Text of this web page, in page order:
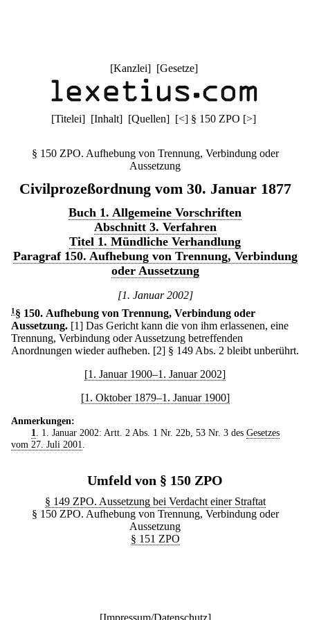
[Kanzlei] [Gesetze]
[Titelei] [Inhalt] [Quellen] [<] § 150 ZPO [>]
§ 150 ZPO. Aufhebung von Trennung, Verbindung oder
Aussetzung
Civilprozeßordnung vom 30. Januar 1877
Buch 1. Allgemeine Vorschriften
Abschnitt 3. Verfahren
Titel 1. Mündliche Verhandlung
Paragraf 150. Aufhebung von Trennung, Verbindung
oder Aussetzung
[1. Januar 2002]
1 § 150. Aufhebung von Trennung, Verbindung oder
Aussetzung. [1] Das Gericht kann die von ihm erlassenen, eine
Trennung, Verbindung oder Aussetzung betreffenden
Anordnungen wieder aufheben. [2] § 149 Abs. 2 bleibt unberührt.
[1. Januar 1900–1. Januar 2002]
[1. Oktober 1879–1. Januar 1900]
Anmerkungen:
1
. 1. Januar 2002: Artt. 2 Abs. 1 Nr. 22b, 53 Nr. 3 des Gesetzes
vom 27. Juli 2001
Umfeld von § 150 ZPO
§ 149 ZPO. Aussetzung bei Verdacht einer Straftat
§ 150 ZPO. Aufhebung von Trennung, Verbindung oder
Aussetzung
§ 151 ZPO
[Impressum/Datenschutz]